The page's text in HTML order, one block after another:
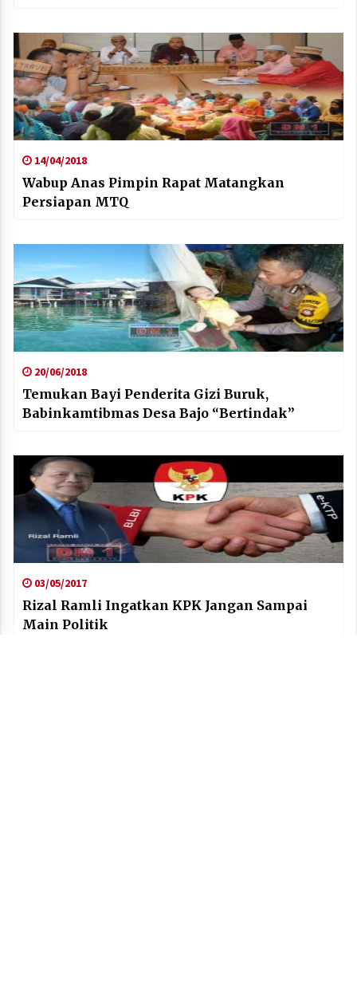
14/04/2018
Wabup Anas Pimpin Rapat Matangkan
Persiapan MTQ
20/06/2018
Temukan Bayi Penderita Gizi Buruk,
Babinkamtibmas Desa Bajo “Bertindak”
03/05/2017
Rizal Ramli Ingatkan KPK Jangan Sampai
Main Politik